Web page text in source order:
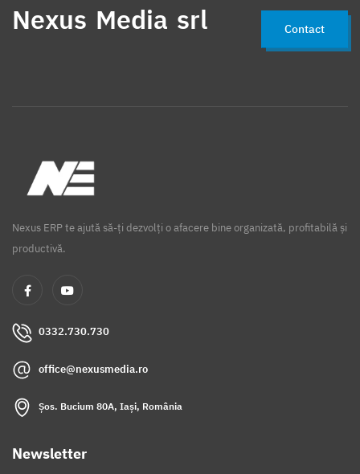
Nexus Media srl Contact
Nexus ERP te ajută să-ți dezvolți o afacere bine organizată, profitabilă și
productivă.
0332.730.730
office@nexusmedia.ro
Șos. Bucium 80A, Iași, România
Newsletter